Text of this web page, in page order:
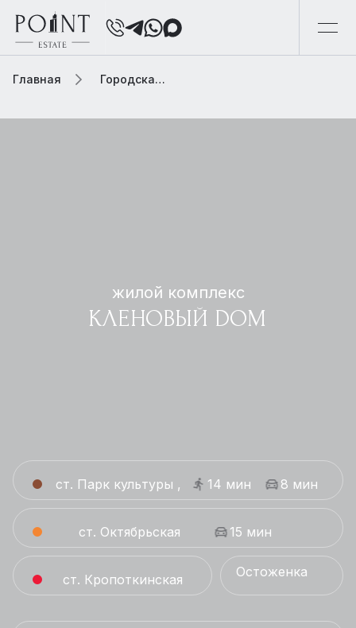
Главная Городская элитная недвижимость
жилой комплекс
КЛЕНОВЫЙ DOM
ст. Парк культуры , 14 мин 8 мин
ст. Октябрьская 15 мин
ст. Кропоткинская Остоженка